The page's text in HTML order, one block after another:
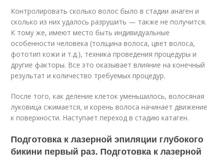
Контролировать сколько волос было в стадии анаген и
сколько из них удалось разрушить — также не получится.
К тому же, имеют место быть индивидуальные
особенности человека (толщина волоса, цвет волоса,
фототип кожи и т.д.), техника проведения процедуры и
другие факторы. Все это оказывает влияние на конечный
результат и количество требуемых процедур.
После того, как деление клеток уменьшилось, волосяная
луковица сжимается, и корень волоса начинает движение
к поверхности. Наступает переход в стадию катаген.
Подготовка к лазерной эпиляции глубокого
бикини первый раз. Подготовка к лазерной